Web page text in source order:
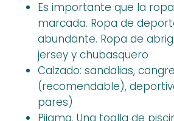
Es importante que la
marcada. Ropa de
abundante. Ropa de
jersey y chubasquero
Calzado: sandalias,
(recomendable),
pares)
Pijama. Una toalla de